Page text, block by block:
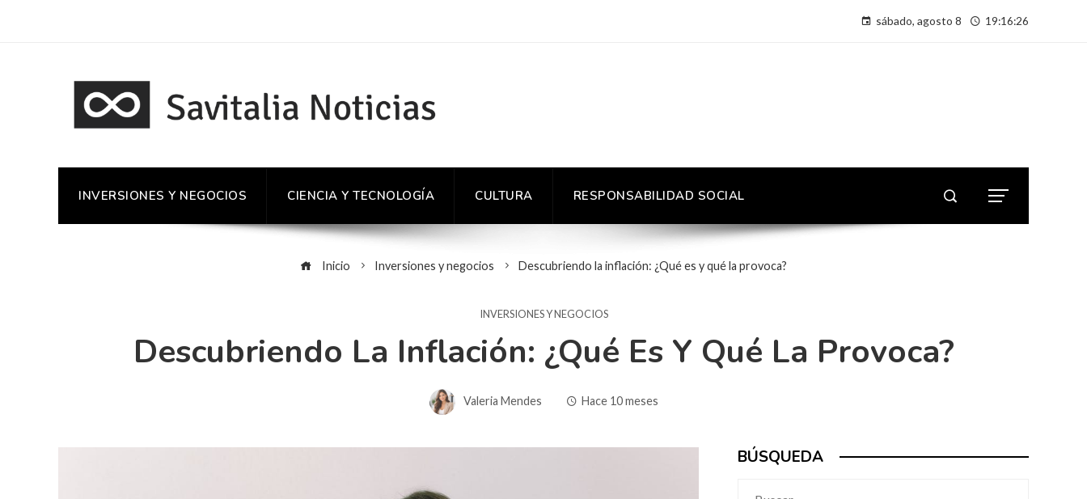
sábado, agosto 8 19:16:27
INVERSIONES Y NEGOCIOS CIENCIA Y TECNOLOGÍA CULTURA RESPONSABILIDAD SOCIAL
Inicio Inversiones y negocios Descubriendo la inflación: ¿Qué es y qué la provoca?
INVERSIONES Y NEGOCIOS
Descubriendo La Inflación: ¿Qué Es Y Qué La Provoca?
Valeria Mendes Hace 10 meses
BÚSQUEDA